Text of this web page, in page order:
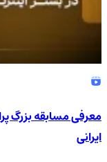
معرفی مسابقه بزرگ
ایرانی